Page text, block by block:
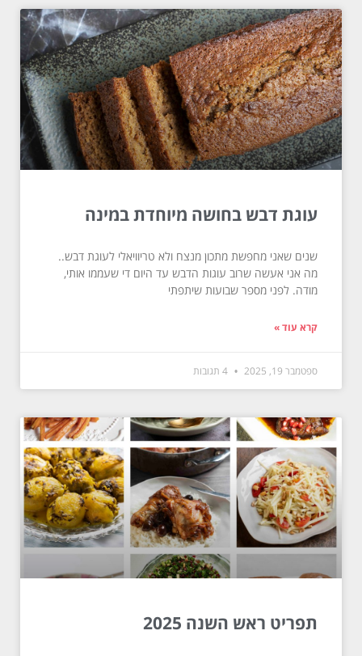
עוגת דבש בחושה מיוחדת במינה
שנים שאני מחפשת מתכון מנצח ולא טריוויאלי לעוגת דבש..
מה אני אעשה שרוב עוגות הדבש עד היום די שעממו אותי,
מודה. לפני מספר שבועות שיתפתי
קרא עוד »
ספטמבר 19, 2025
תפריט ראש השנה 2025